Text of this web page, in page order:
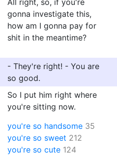
All right, so, if you're
gonna investigate this,
how am I gonna pay for
shit in the meantime?
- They're right! - You are
so good.
So I put him right where
you're sitting now.
you're so handsome 35
you're so sweet 212
you're so cute 124